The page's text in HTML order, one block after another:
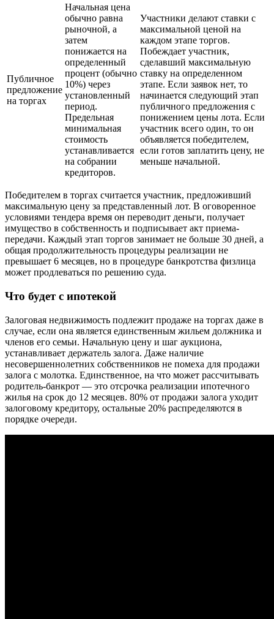
Публичное
предложение
на торгах
Начальная цена
обычно равна
рыночной, а
затем
понижается на
определенный
процент (обычно
10%) через
установленный
период.
Предельная
минимальная
стоимость
устанавливается
на собрании
кредиторов.
Участники делают ставки с
максимальной ценой на
каждом этапе торгов.
Побеждает участник,
сделавший максимальную
ставку на определенном
этапе. Если заявок нет, то
начинается следующий этап
публичного предложения с
понижением цены лота. Если
участник всего один, то он
объявляется победителем,
если готов заплатить цену, не
меньше начальной.
Победителем в торгах считается участник, предложивший
максимальную цену за представленный лот. В оговоренное
условиями тендера время он переводит деньги, получает
имущество в собственность и подписывает акт приема-
передачи. Каждый этап торгов занимает не больше 30 дней, а
общая продолжительность процедуры реализации не
превышает 6 месяцев, но в процедуре банкротства физлица
может продлеваться по решению суда.
Что будет с ипотекой
Залоговая недвижимость подлежит продаже на торгах даже в
случае, если она является единственным жильем должника и
членов его семьи. Начальную цену и шаг аукциона,
устанавливает держатель залога. Даже наличие
несовершеннолетних собственников не помеха для продажи
залога с молотка. Единственное, на что может рассчитывать
родитель-банкрот — это отсрочка реализации ипотечного
жилья на срок до 12 месяцев. 80% от продажи залога уходит
залоговому кредитору, остальные 20% распределяются в
порядке очереди.